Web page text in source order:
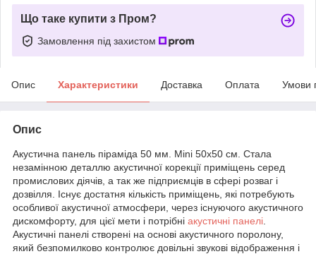
Що таке купити з Пром?
Замовлення під захистом
Опис Характеристики Доставка Оплата Умови
Опис
Акустична панель піраміда 50 мм. Mini 50x50 см. Стала
незамінною деталлю акустичної корекції приміщень серед
промислових діячів, а так же підприємців в сфері розваг і
дозвілля. Існує достатня кількість приміщень, які потребують
особливої акустичної атмосфери, через існуючого акустичного
дискомфорту, для цієї мети і потрібні акустичні панелі
Акустичні панелі створені на основі акустичного поролону,
який безпомилково контролює довільні звукові відображення і